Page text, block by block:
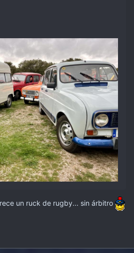
un ruck de rugby... sin árbitro